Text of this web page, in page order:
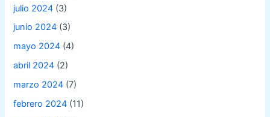
julio 2024 (3)
junio 2024 (3)
mayo 2024 (4)
abril 2024 (2)
marzo 2024 (7)
febrero 2024 (11)